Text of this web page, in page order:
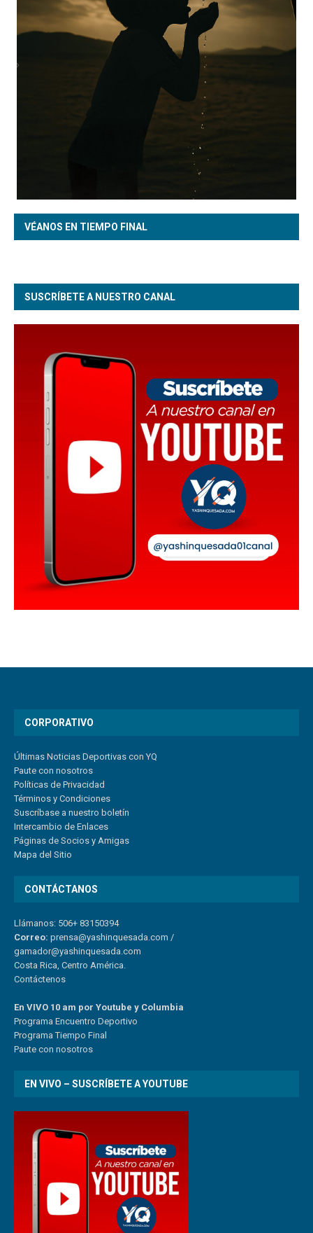
VÉANOS EN TIEMPO FINAL
SUSCRÍBETE A NUESTRO CANAL
CORPORATIVO
Últimas Noticias Deportivas con YQ
Paute con nosotros
Políticas de Privacidad
Términos y Condiciones
Suscríbase a nuestro boletín
Intercambio de Enlaces
Páginas de Socios y Amigas
Mapa del Sitio
CONTÁCTANOS
Llámanos: 506+ 83150394
Correo: prensa@yashinquesada.com /
gamador@yashinquesada.com
Costa Rica, Centro América.
Contáctenos
En VIVO 10 am por Youtube y Columbia
Programa Encuentro Deportivo
Programa Tiempo Final
Paute con nosotros
EN VIVO – SUSCRÍBETE A YOUTUBE